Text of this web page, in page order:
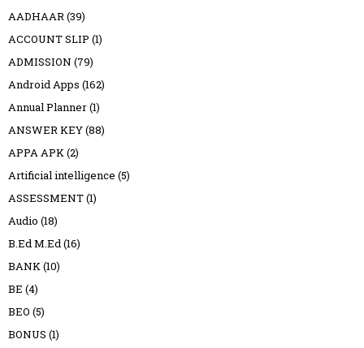
AADHAAR(39)
ACCOUNT SLIP (1)
ADMISSION (79)
Android Apps (162)
Annual Planner(1)
ANSWER KEY(88)
APPA APK(2)
Artificial intelligence (5)
ASSESSMENT(1)
Audio (18)
B.Ed M.Ed(16)
BANK(10)
BE (4)
BEO (5)
BONUS (1)